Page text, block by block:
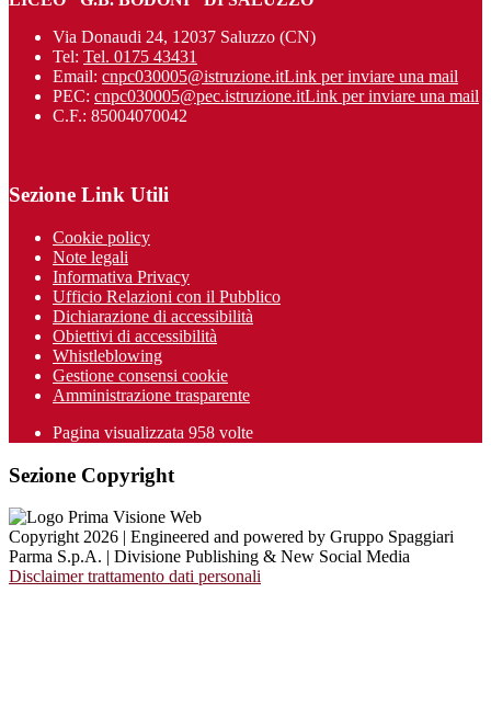
Via Donaudi 24, 12037 Saluzzo (CN)
Tel: Tel. 0175 43431
Email: cnpc030005@istruzione.itLink per inviare una mail
PEC: cnpc030005@pec.istruzione.itLink per inviare una mail
C.F.: 85004070042
Sezione Link Utili
Cookie policy
Note legali
Informativa Privacy
Ufficio Relazioni con il Pubblico
Dichiarazione di accessibilità
Obiettivi di accessibilità
Whistleblowing
Gestione consensi cookie
Amministrazione trasparente
Pagina visualizzata 958 volte
Sezione Copyright
Copyright 2026 | Engineered and powered by Gruppo Spaggiari
Parma S.p.A. | Divisione Publishing & New Social Media
Disclaimer trattamento dati personali